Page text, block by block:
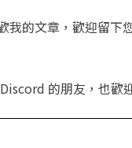
我的文章，歡迎留下
的朋友，也歡